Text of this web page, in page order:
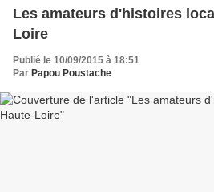
Les amateurs d'histoires
Loire
Publié le 10/09/2015 à 18:51
Par Papou Poustache